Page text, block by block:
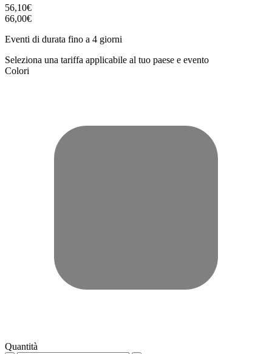
56,10€
66,00€
Eventi di durata fino a 4 giorni
Seleziona una tariffa applicabile al tuo paese e evento
Colori
Quantità